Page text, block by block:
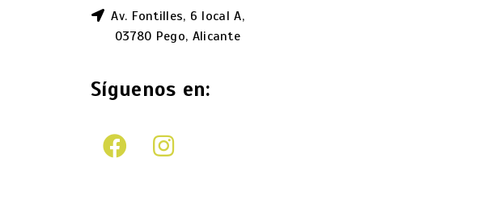
Av. Fontilles, 6 local A,
03780 Pego, Alicante
Síguenos en: